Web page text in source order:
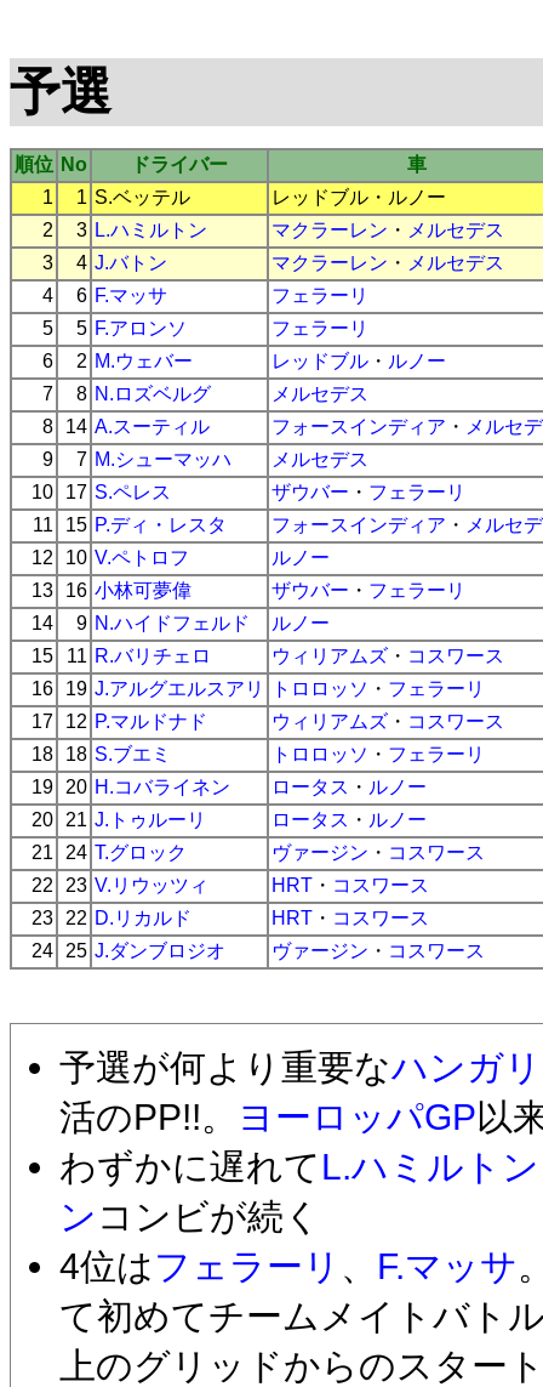
予選
順位 No ドライバー
車
1
1 S.ベッテル レッドブル ・ ルノー
2
3 L.ハミルトン マクラーレン ・ メルセデス
3
4 J.バトン マクラーレン ・ メルセデス
4
6 F.マッサ
フェラーリ
5
5 F.アロンソ
フェラーリ
6
2 M.ウェバー レッドブル ・ ルノー
7
8 N.ロズベルグ
メルセデス
8
14 A.スーティル フォースインディア ・ メルセ
9
7 M.シューマッハ
メルセデス
10
17 S.ペレス ザウバー ・ フェラーリ
11
15 P.ディ・レスタ フォースインディア ・ メルセ
12
10 V.ペトロフ
ルノー
13
16 小林可夢偉 ザウバー ・ フェラーリ
14
9 N.ハイドフェルド
ルノー
15
11 R.バリチェロ ウィリアムズ ・ コスワース
16
19 J.アルグエルスアリ トロロッソ ・ フェラーリ
17
12 P.マルドナド ウィリアムズ ・ コスワース
18
18 S.ブエミ トロロッソ ・ フェラーリ
19
20 H.コバライネン ロータス ・ ルノー
20
21 J.トゥルーリ ロータス ・ ルノー
21
24 T.グロック ヴァージン ・ コスワース
22
23 V.リウッツィ HRT ・ コスワース
23
22 D.リカルド HRT ・ コスワース
24
25 J.ダンブロジオ ヴァージン ・ コスワース
予選が何より重要なハンガ
活のPP!!。
ヨーロッパGP以
わずかに遅れてL.ハミルトン
ン コンビが続く
4位は フェラーリ 、 F.マッサ
て初めてチームメイトバト
上のグリッドからのスター